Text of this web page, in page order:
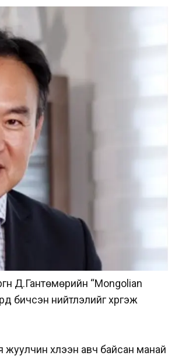
Д.Гантөмөрийн “Mongolian
бичсэн нийтлэлийг хүргэж
хүлээн авч байсан манай